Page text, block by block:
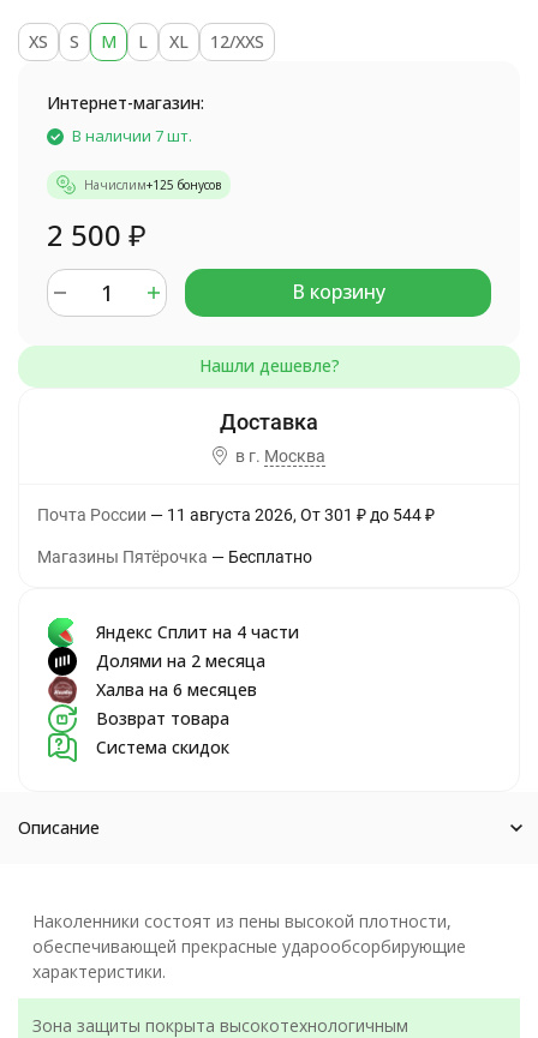
XS S M L XL 12/XXS
Интернет-магазин:
В наличии 7 шт.
Начислим+125 бонусов
2 500 ₽
В корзину
в г. Москва
Почта России 11 августа 2026 От 301 ₽ до 544₽
Магазины Пятёрочка Бесплатно
Яндекс Сплит на 4 части
Долями на 2 месяца
Халва на 6 месяцев
Возврат товара
Система скидок
Описание
Наколенники состоят из пены высокой плотности,
обеспечивающей прекрасные ударообсорбирующие
характеристики.
Зона защиты покрыта высокотехнологичным